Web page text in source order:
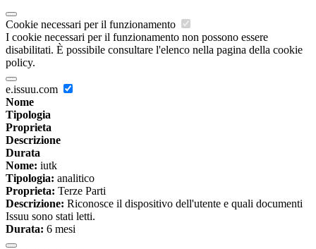
Cookie necessari per il funzionamento
I cookie necessari per il funzionamento non possono essere
disabilitati. È possibile consultare l'elenco nella pagina della cookie
policy.
e.issuu.com
Nome
Tipologia
Proprieta
Descrizione
Durata
Nome: iutk
Tipologia: analitico
Proprieta: Terze Parti
Descrizione: Riconosce il dispositivo dell'utente e quali documenti
Issuu sono stati letti.
Durata: 6 mesi